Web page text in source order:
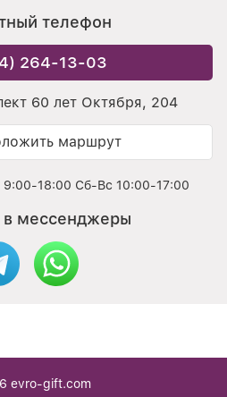
телефон
264-13-03
60 лет Октября, 204
маршрут
18:00 Сб-Вс 10:00-17:00
в мессенджеры
evro-gift.com